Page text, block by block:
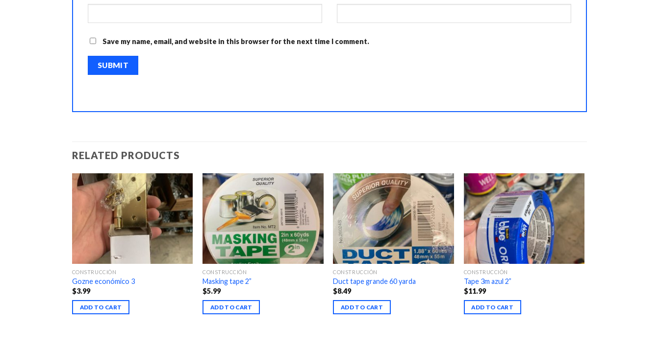
Save my name, email, and website in this browser for the next time I comment.
RELATED PRODUCTS
CONSTRUCCIÓN
Gozne económico 3
$3.99
ADD TO CART
CONSTRUCCIÓN
Masking tape 2”
$5.99
ADD TO CART
CONSTRUCCIÓN
Duct tape grande 60 yarda
$8.49
ADD TO CART
CONSTRUCCIÓN
Tape 3m azul 2”
$11.99
ADD TO CART